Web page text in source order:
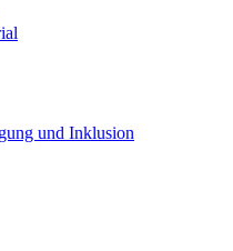
und Inklusion